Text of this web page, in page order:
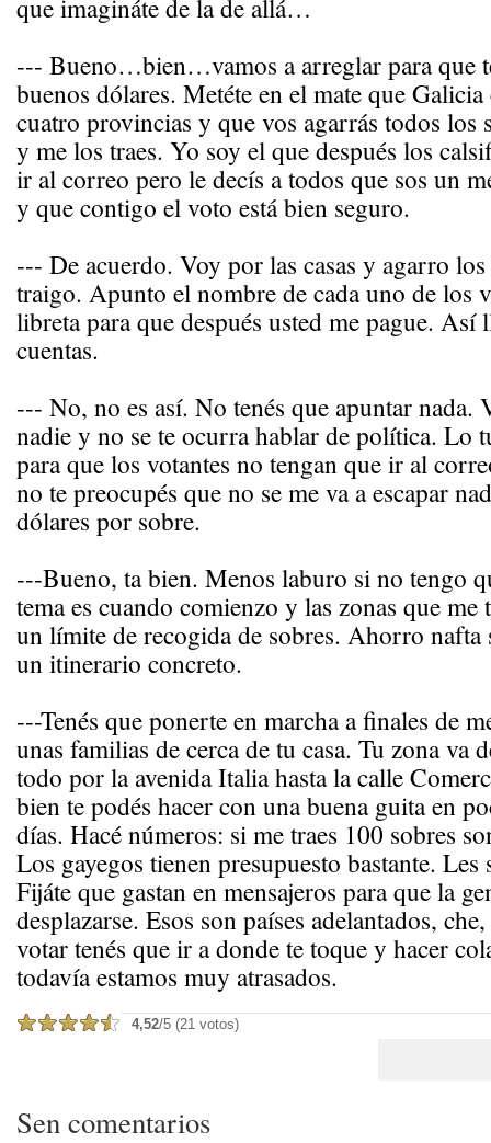
que imagináte de la de allá…
--- Bueno…bien…vamos a arreglar para que
buenos dólares. Metéte en el mate que
cuatro provincias y que vos agarrás todos los
y me los traes. Yo soy el que después los
ir al correo pero le decís a todos que sos un
y que contigo el voto está bien seguro.
--- De acuerdo. Voy por las casas y agarro
traigo. Apunto el nombre de cada uno de los
libreta para que después usted me pague. Así
cuentas.
--- No, no es así. No tenés que apuntar nada.
nadie y no se te ocurra hablar de política. Lo
para que los votantes no tengan que ir al
no te preocupés que no se me va a escapar
dólares por sobre.
---Bueno, ta bien. Menos laburo si no tengo
tema es cuando comienzo y las zonas que
un límite de recogida de sobres. Ahorro nafta
un itinerario concreto.
---Tenés que ponerte en marcha a finales de
unas familias de cerca de tu casa. Tu zona va
todo por la avenida Italia hasta la calle
bien te podés hacer con una buena guita en
días. Hacé números: si me traes 100 sobres
Los gayegos tienen presupuesto bastante.
Fijáte que gastan en mensajeros para que la
desplazarse. Esos son países adelantados,
votar tenés que ir a donde te toque y hacer
todavía estamos muy atrasados.
4,52/5 (21 votos)
Sen comentarios